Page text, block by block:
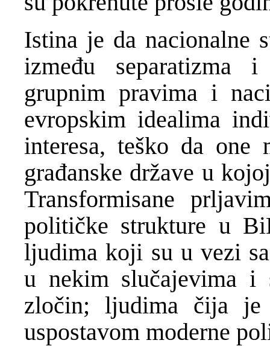
Istina je da nacionalne
između separatizma
grupnim pravima i
evropskim idealima
interesa, teško da one
građanske države u
Transformisane
političke strukture u
ljudima koji su u vezi
u nekim slučajevima i
zločin; ljudima čija je
uspostavom moderne